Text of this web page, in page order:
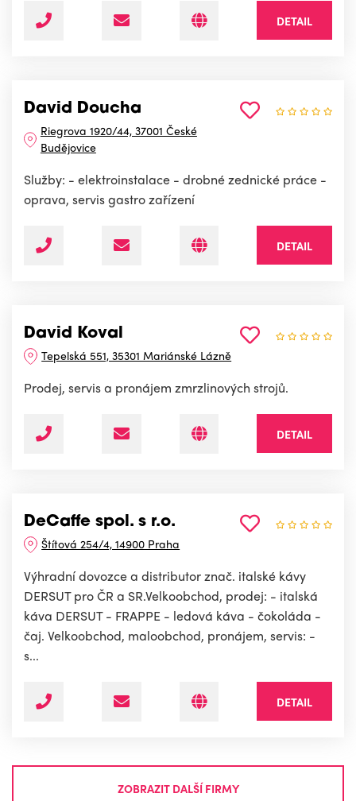
DETAIL
David Doucha
Riegrova 1920/44, 37001 České
Budějovice
Služby: - elektroinstalace - drobné zednické práce -
oprava, servis gastro zařízení
DETAIL
David Koval
Tepelská 551, 35301 Mariánské Lázně
Prodej, servis a pronájem zmrzlinových strojů.
DETAIL
DeCaffe spol. s r.o.
Štítová 254/4, 14900 Praha
Výhradní dovozce a distributor znač. italské kávy
DERSUT pro ČR a SR.Velkoobchod, prodej: - italská
káva DERSUT - FRAPPE - ledová káva - čokoláda -
čaj. Velkoobchod, maloobchod, pronájem, servis: -
s...
DETAIL
ZOBRAZIT DALŠÍ FIRMY